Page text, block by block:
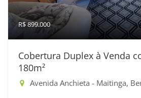
R$ 899.000
Cobertura Duplex à Venda
180m²
Avenida Anchieta - Maitinga,